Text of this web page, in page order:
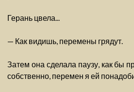
Герань цвела...
— Как видишь, перемены грядут.
Затем она сделала паузу, как бы
собственно, перемен я ей